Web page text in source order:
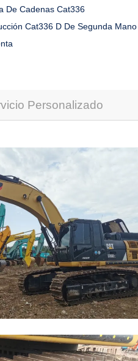
De Cadenas Cat336
Cat336 D De Segunda Mano
Personalizado